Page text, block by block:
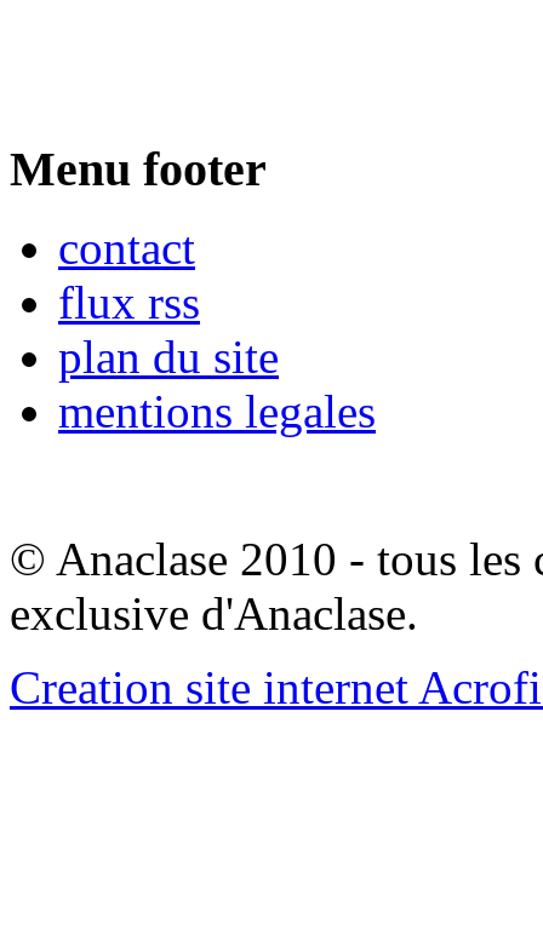
Menu footer
contact
flux rss
plan du site
mentions legales
© Anaclase 2010 - tous les
exclusive d'Anaclase.
Creation site internet